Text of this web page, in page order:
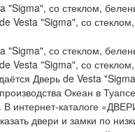
"Sigma", со стеклом,
Vesta "Sigma", со
"Sigma", со стеклом,
Vesta "Sigma", со
Дверь de Vesta
Океан в
В интернет-каталоге
двери и замки по